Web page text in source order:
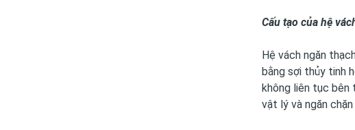
Cấu tạo của hệ
Hệ vách ngăn
bằng sợi thủy tinh
không liên tục bên
vật lý và ngăn